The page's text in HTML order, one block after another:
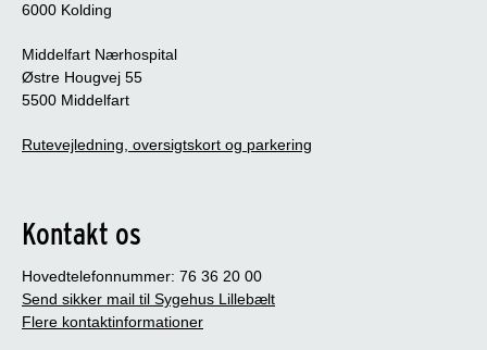
6000 Kolding
Middelfart Nærhospital
Østre Hougvej 55
5500 Middelfart
Rutevejledning, oversigtskort og parkering
Kontakt os
Hovedtelefonnummer: 76 36 20 00
Send sikker mail til Sygehus Lillebælt
Flere kontaktinformationer